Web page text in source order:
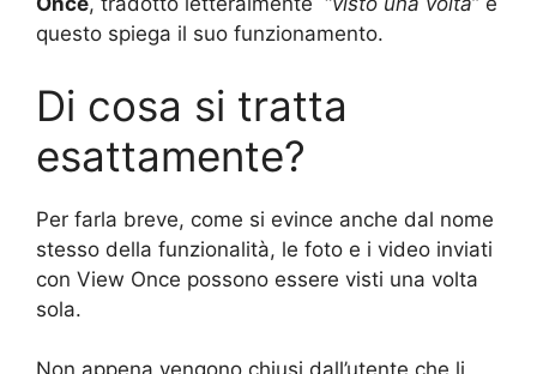
questo spiega il suo funzionamento.
Di cosa si tratta
esattamente?
Per farla breve, come si evince anche dal nome
stesso della funzionalità, le foto e i video inviati
con View Once possono essere visti una volta
sola.